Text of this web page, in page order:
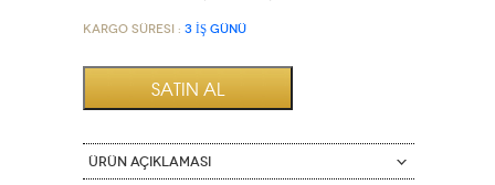
Kargo Süresi : 3 İŞ GÜNÜ
ÜRÜN AÇIKLAMASI